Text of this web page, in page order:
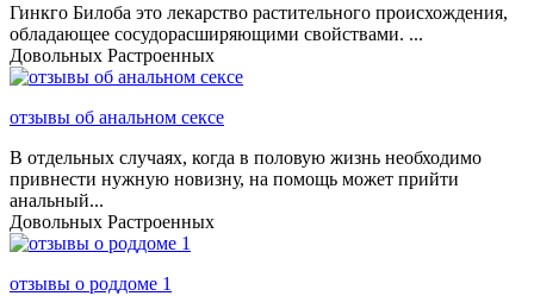
Гинкго Билоба это лекарство растительного происхождения,
обладающее сосудорасширяющими свойствами. ...
Довольных Растроенных
отзывы об анальном сексе
В отдельных случаях, когда в половую жизнь необходимо
привнести нужную новизну, на помощь может прийти
анальный...
Довольных Растроенных
отзывы о роддоме 1